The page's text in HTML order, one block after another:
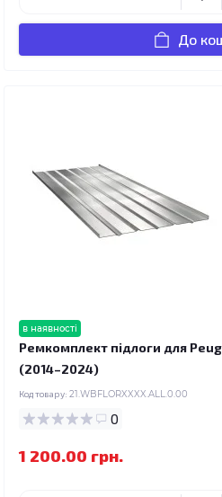
До
в наявності
Ремкомплект підлоги для
(2014–2024)
Код товару: 21.WBFLORXXXX.ALL.0.00
0
1 200.00 грн.